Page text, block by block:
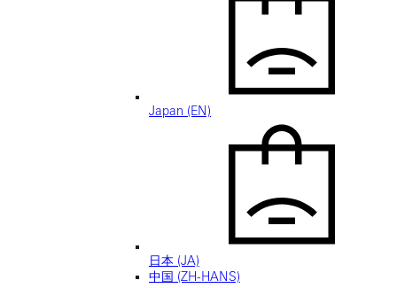
Japan (EN)
日本 (JA)
中国 (ZH-HANS)